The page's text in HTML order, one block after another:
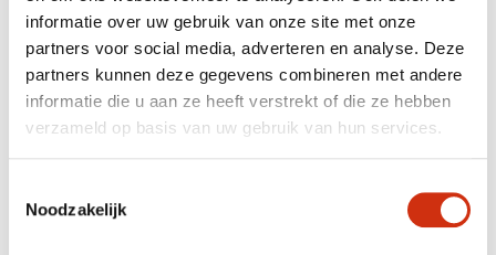
informatie over uw gebruik van onze site met onze
partners voor social media, adverteren en analyse. Deze
partners kunnen deze gegevens combineren met andere
informatie die u aan ze heeft verstrekt of die ze hebben
verzameld op basis van uw gebruik van hun services.
Noodzakelijk
Gepubliceerd op: 25 januari 2024